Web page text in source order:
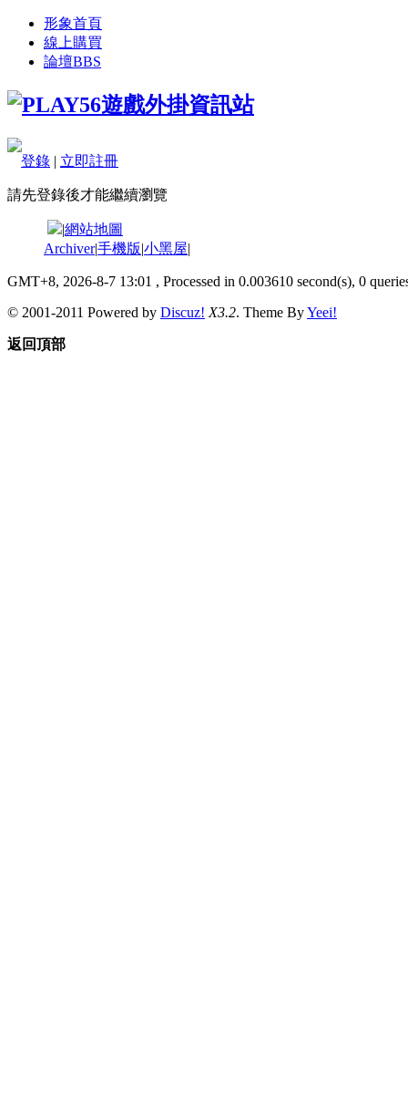
形象首頁
線上購買
論壇BBS
登錄 | 立即註冊
請先登錄後才能繼續瀏覽
|網站地圖
Archiver|手機版|小黑屋|
GMT+8, 2026-8-7 13:01 , Processed in 0.003610 second(s), 0
© 2001-2011 Powered by Discuz! X3.2. Theme ByYeei!
返回頂部